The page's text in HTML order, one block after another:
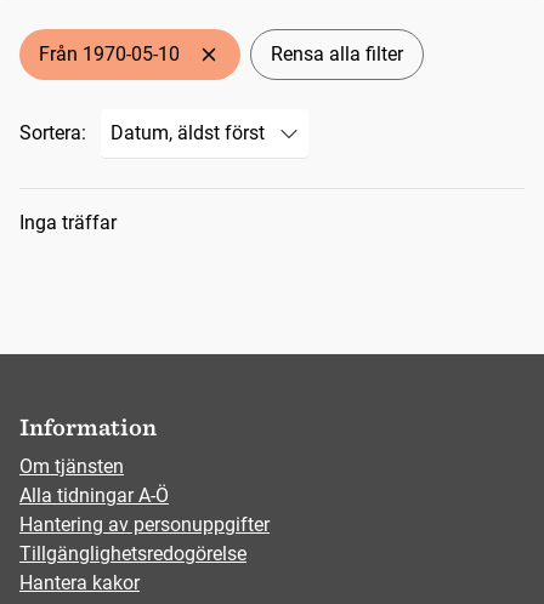
Från 1970-05-10 Rensa alla filter
Sortera:
Sökresultat
Inga träffar
Information
Om tjänsten
Alla tidningar A-Ö
Hantering av personuppgifter
Tillgänglighetsredogörelse
Hantera kakor